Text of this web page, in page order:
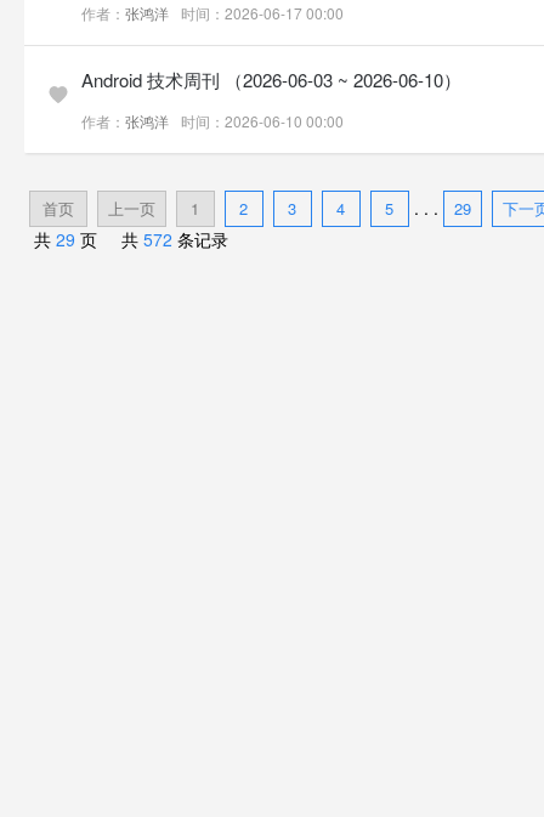
作者： 张鸿洋 时间：2026-06-17 00:00
Android 技术周刊 （2026-06-03 ~ 2026-06-10）
作者： 张鸿洋 时间：2026-06-10 00:00
首页 上一页 1 2 3 4 5 . . . 29 下一
共 29 页 共 572 条记录